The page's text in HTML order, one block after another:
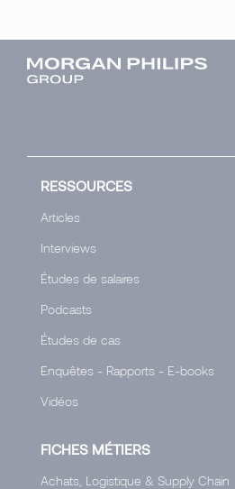
RESSOURCES
Articles
Interviews
Études de salaires
Podcasts
Études de cas
Enquêtes - Rapports - E-books
Vidéos
FICHES MÉTIERS
Achats, Logistique & Supply Chain